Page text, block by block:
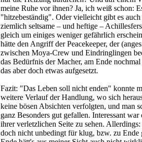
meine Ruhe vor ihnen? Ja, ich weiß schon:
"hitzebeständig". Oder vielleicht gibt es
ziemlich seltsame – und heftige –
gleich um einiges weniger gefährlich
hätte den Angriff der Peacekeeper, der
zwischen Moya-Crew und Eindringlingen
das Bedürfnis der Macher, am Ende
das aber doch etwas aufgesetzt.
Fazit: "Das Leben soll nicht enden" konnte
weitere Verlauf der Handlung, wo sich
keine bösen Absichten verfolgten, und man
ganz Besonders gut gefallen. Interessant
ihrer verletzlichen Seite zu sehen.
doch nicht unbedingt für klug, bzw. zu Ende